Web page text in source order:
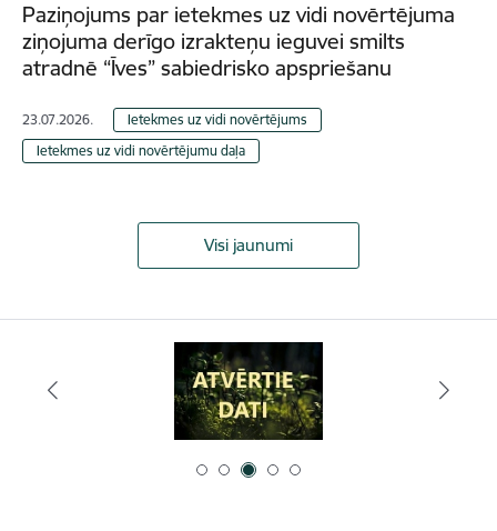
Paziņojums par ietekmes uz vidi novērtējuma
ziņojuma derīgo izrakteņu ieguvei smilts
atradnē “Īves” sabiedrisko apspriešanu
23.07.2026.
Ietekmes uz vidi novērtējums
Ietekmes uz vidi novērtējumu daļa
Visi jaunumi